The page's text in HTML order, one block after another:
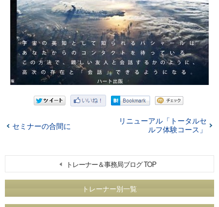
トレーナー＆事務局ブログ TOP
トレーナー別一覧
セミナーの合間に
リニューアル「トータルセ
ルフ体験コース」